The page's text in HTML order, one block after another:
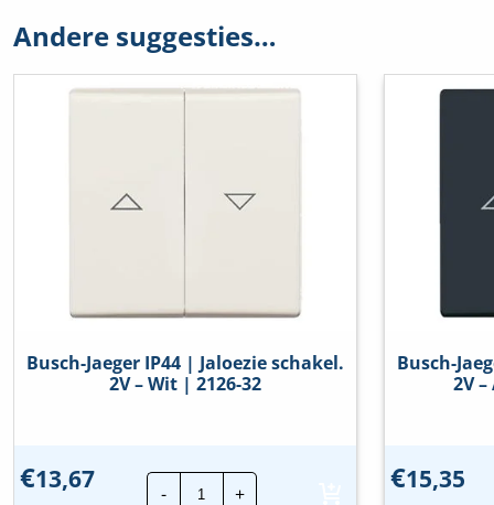
Aantal polen
Aantal toetsen
Compatible met Amazon Alexa
Geschikt voor beschermingsgraad (IP)
Blauw
Andere suggesties…
Busch-Jaeger IP44 | Jaloezie schakel.
2V – Wit | 2126-32
€13,67 -
Busch-
Jaeger
+
Busch-
2V
€15,35